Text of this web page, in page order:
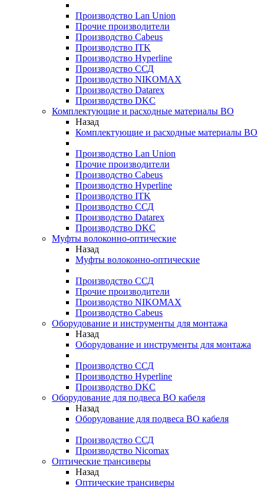
Производство Lan Union
Прочие производители
Производство Cabeus
Производство ITK
Производство Hyperline
Производство ССД
Производство NIKOMAX
Производство Datarex
Производство DKC
Комплектующие и расходные материалы ВО
Назад
Комплектующие и расходные материалы ВО
Производство Lan Union
Прочие производители
Производство Cabeus
Производство Hyperline
Производство ITK
Производство ССД
Производство Datarex
Производство DKC
Муфты волоконно-оптические
Назад
Муфты волоконно-оптические
Производство ССД
Прочие производители
Производство NIKOMAX
Производство Cabeus
Оборудование и инструменты для монтажа
Назад
Оборудование и инструменты для монтажа
Производство ССД
Производство Hyperline
Производство DKC
Оборудование для подвеса ВО кабеля
Назад
Оборудование для подвеса ВО кабеля
Производство ССД
Производство Nicomax
Оптические трансиверы
Назад
Оптические трансиверы